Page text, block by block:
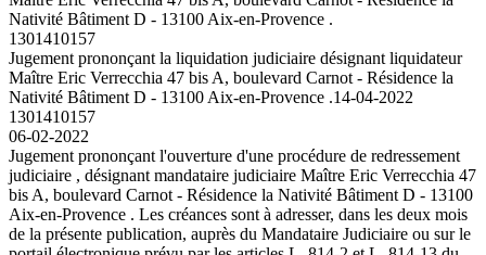
Nativité Bâtiment D - 13100 Aix-en-Provence .
1301410157
Jugement prononçant la liquidation judiciaire désignant liquidateur
Maître Eric Verrecchia 47 bis A, boulevard Carnot - Résidence la
Nativité Bâtiment D - 13100 Aix-en-Provence .14-04-2022
1301410157
06-02-2022
Jugement prononçant l'ouverture d'une procédure de redressement
judiciaire , désignant mandataire judiciaire Maître Eric Verrecchia 47
bis A, boulevard Carnot - Résidence la Nativité Bâtiment D - 13100
Aix-en-Provence . Les créances sont à adresser, dans les deux mois
de la présente publication, auprès du Mandataire Judiciaire ou sur le